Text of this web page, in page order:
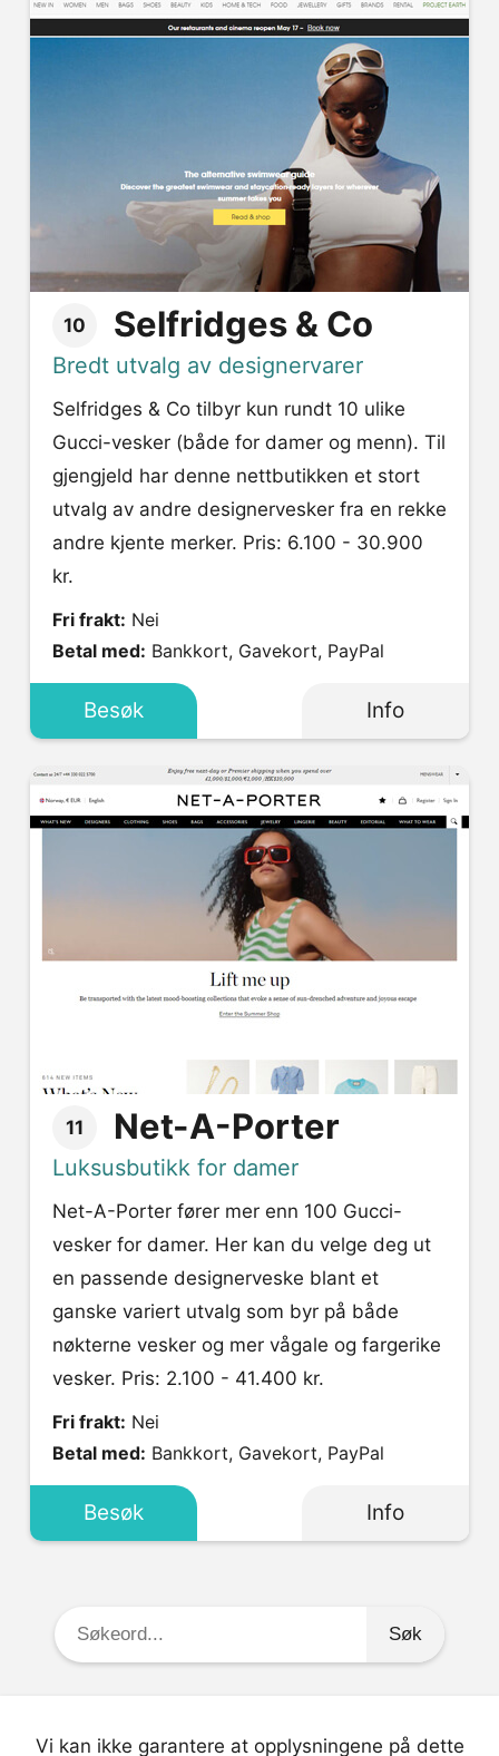
10 Selfridges & Co
Bredt utvalg av designervarer
Selfridges & Co tilbyr kun rundt 10 ulike
Gucci-vesker (både for damer og menn). Til
gjengjeld har denne nettbutikken et stort
utvalg av andre designervesker fra en rekke
andre kjente merker. Pris: 6.100 - 30.900
kr.
Fri frakt: Nei
Betal med: Bankkort, Gavekort, PayPal
Besøk Info
11 Net-A-Porter
Luksusbutikk for damer
Net-A-Porter fører mer enn 100 Gucci-
vesker for damer. Her kan du velge deg ut
en passende designerveske blant et
ganske variert utvalg som byr på både
nøkterne vesker og mer vågale og fargerike
vesker. Pris: 2.100 - 41.400 kr.
Fri frakt: Nei
Betal med: Bankkort, Gavekort, PayPal
Besøk Info
Søkeord:
Vi kan ikke garantere at opplysningene på dette